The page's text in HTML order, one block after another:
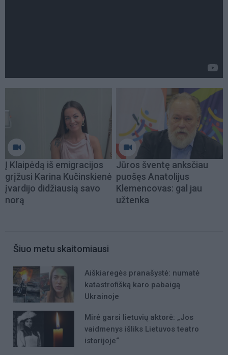
Į Klaipėdą iš emigracijos
grįžusi Karina Kučinskienė
įvardijo didžiausią savo
norą
Jūros šventę anksčiau
puošęs Anatolijus
Klemencovas: gal jau
užtenka
Šiuo metu skaitomiausi
Aiškiaregės pranašystė: numatė
katastrofišką karo pabaigą
Ukrainoje
Mirė garsi lietuvių aktorė: „Jos
vaidmenys išliks Lietuvos teatro
istorijoje“